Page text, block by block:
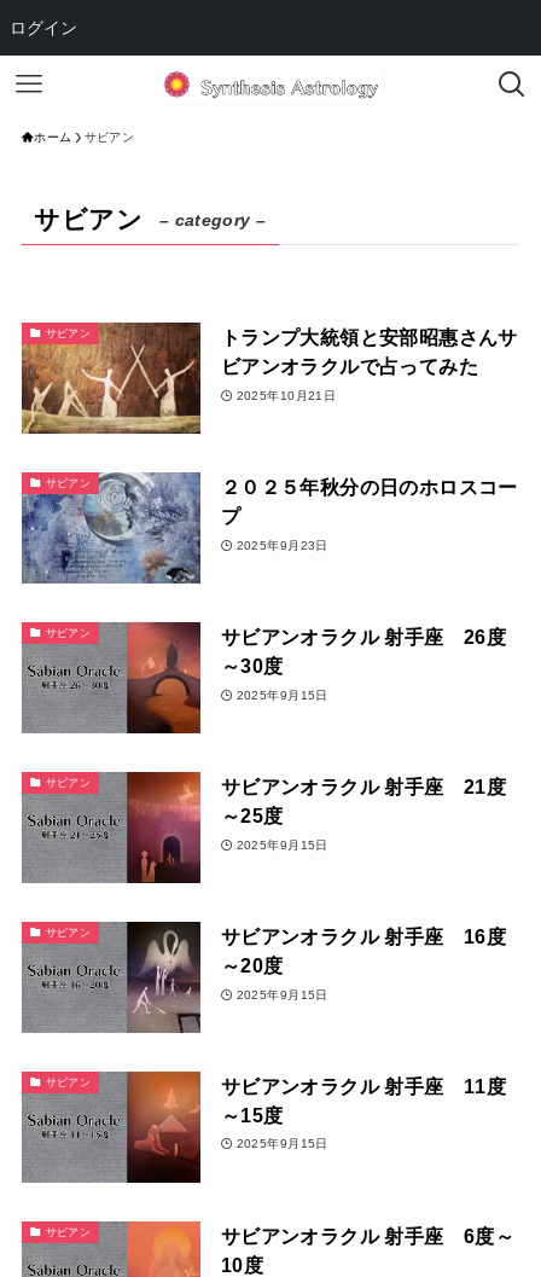
ログイン
ホーム サビアン
サビアン – category –
サビアン
トランプ大統領と安部昭惠さんサ
ビアンオラクルで占ってみた
2025年10月21日
サビアン
２０２５年秋分の日のホロスコー
プ
2025年9月23日
サビアン
サビアンオラクル 射手座 26度
～30度
2025年9月15日
サビアン
サビアンオラクル 射手座 21度
～25度
2025年9月15日
サビアン
サビアンオラクル 射手座 16度
～20度
2025年9月15日
サビアン
サビアンオラクル 射手座 11度
～15度
2025年9月15日
サビアン
サビアンオラクル 射手座 6度～
10度